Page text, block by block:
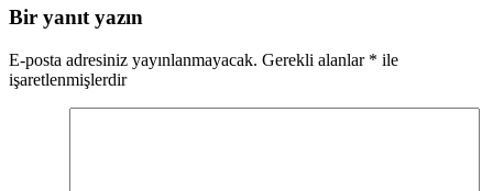
Bir yanıt yazın
E-posta adresiniz yayınlanmayacak. Gerekli alanlar * ile
işaretlenmişlerdir